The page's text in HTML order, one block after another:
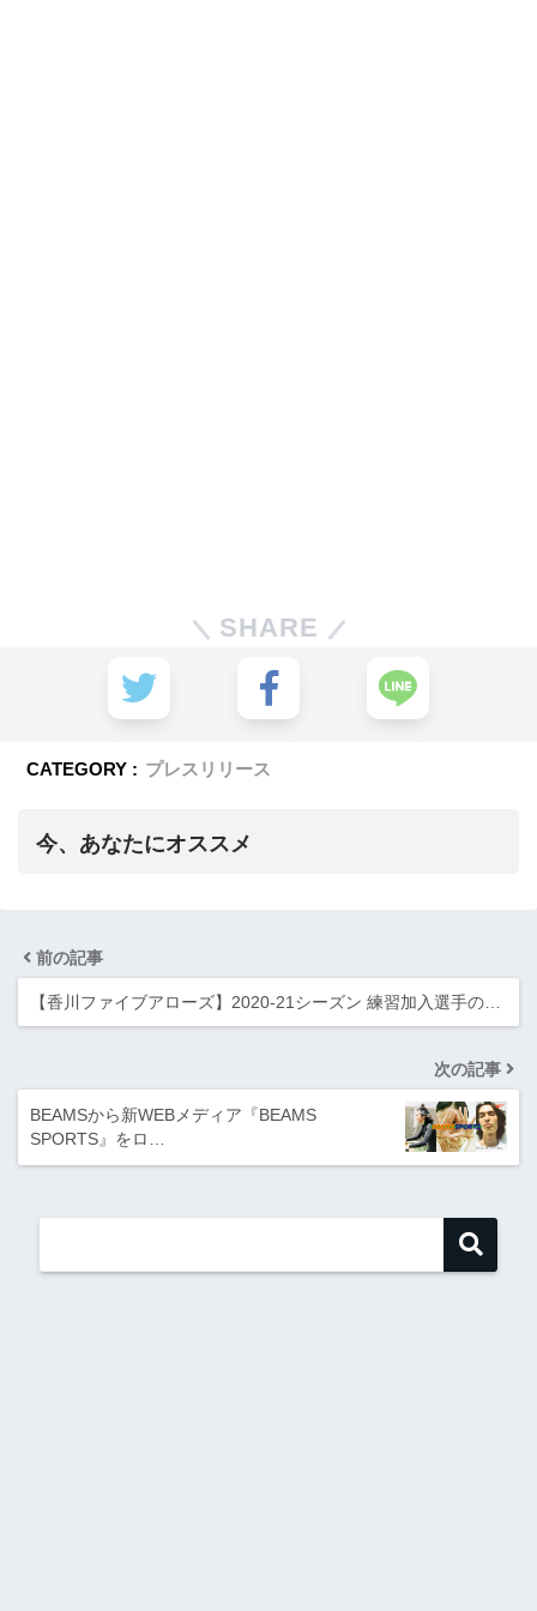
SHARE
CATEGORY : プレスリリース
今、あなたにオススメ
前の記事
【香川ファイブアローズ】2020-21シーズン 練習加入選手の…
次の記事
BEAMSから新WEBメディア『BEAMS
SPORTS』をロ…